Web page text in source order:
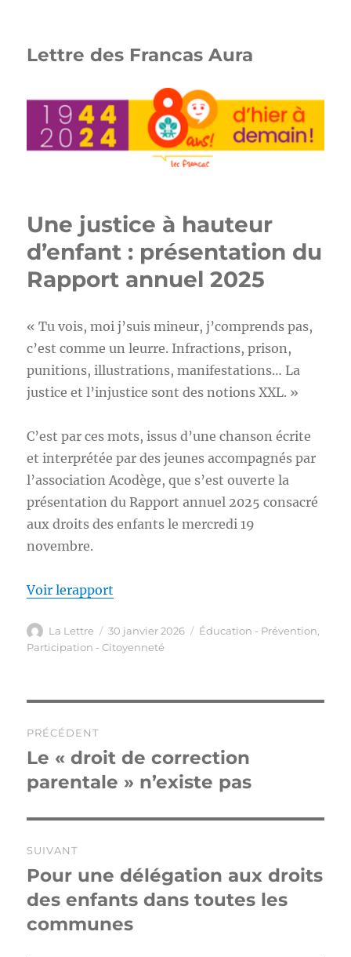
Lettre des Francas Aura
Une justice à hauteur
d’enfant : présentation du
Rapport annuel 2025
« Tu vois, moi j’suis mineur, j’comprends pas,
c’est comme un leurre. Infractions, prison,
punitions, illustrations, manifestations… La
justice et l’injustice sont des notions XXL. »
C’est par ces mots, issus d’une chanson écrite
et interprétée par des jeunes accompagnés par
l’association Acodège, que s’est ouverte la
présentation du Rapport annuel 2025 consacré
aux droits des enfants le mercredi 19
novembre.
Voir lerapport
Auteur
La Lettre
Publié
le
30 janvier 2026 Catégories
Éducation - Prévention
Participation - Citoyenneté
de
l’article
PRÉCÉDENT
Publication
précédente :
Le « droit de correction
parentale » n’existe pas
SUIVANT
Publication
suivante :
Pour une délégation aux droits
des enfants dans toutes les
communes